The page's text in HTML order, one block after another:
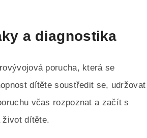
a diagnostika
porucha, která se
dítěte soustředit se, udržovat
včas rozpoznat a začít s
život dítěte.